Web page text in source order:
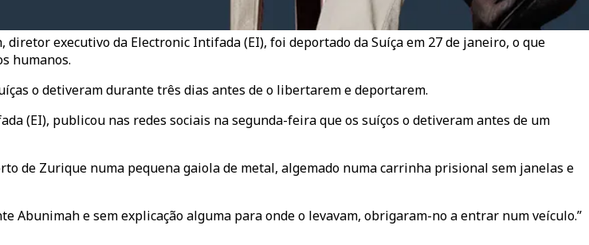
executivo da Electronic Intifada (EI), foi deportado da Suíça em 27 de janeiro, o que
humanos.
o detiveram durante três dias antes de o libertarem e deportarem.
(EI), publicou nas redes sociais na segunda-feira que os suíços o detiveram antes de um
de Zurique numa pequena gaiola de metal, algemado numa carrinha prisional sem janelas e
Abunimah e sem explicação alguma para onde o levavam, obrigaram-no a entrar num veículo.”